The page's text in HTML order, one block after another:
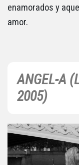
enamorados y
amor.
ANGEL-A
2005)